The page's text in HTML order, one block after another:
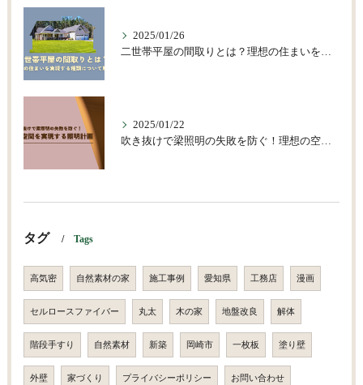
2025/01/26
二世帯平屋の間取りとは？理想の住まいを実現する種類について解説
2025/01/22
吹き抜けで梁照明の失敗を防ぐ！理想の空間を実現する照明計画
タグ Tags
高気密 自然素材の家 施工事例 愛知県 工務店 漫画
セルロースファイバー 丸太 木の家 地盤改良 解体
階段手すり 自然素材 新築 岡崎市 一枚板 塗り壁
外壁 家づくり プライバシーポリシー お問い合わせ